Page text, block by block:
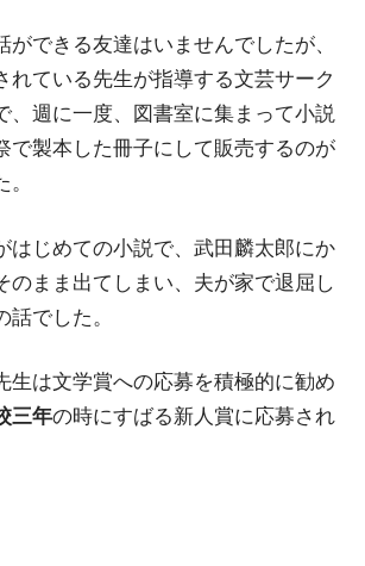
ができる友達はいませんでしたが、
れている先生が指導する文芸サーク
、週に一度、図書室に集まって小説
で製本した冊子にして販売するのが
はじめての小説で、武田麟太郎にか
のまま出てしまい、夫が家で退屈し
でした。
生は文学賞への応募を積極的に勧め
三年の時にすばる新人賞に応募され